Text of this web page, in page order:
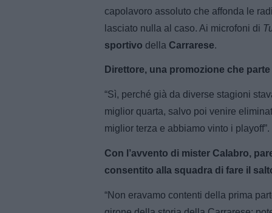
capolavoro assoluto che affonda le
lasciato nulla al caso. Ai microfoni di
sportivo della Carrarese.
Direttore, una promozione che
“Sì, perché già da diverse stagioni
miglior quarta, salvo poi venire
miglior terza e abbiamo vinto i playoff”.
Con l’avvento di mister Calabro,
consentito alla squadra di fare il
“Non eravamo contenti della prima